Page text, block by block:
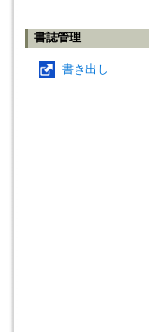
書誌管理
書き出し